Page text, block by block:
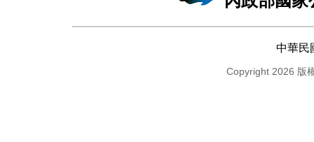
中華民
Copyright 2026 版